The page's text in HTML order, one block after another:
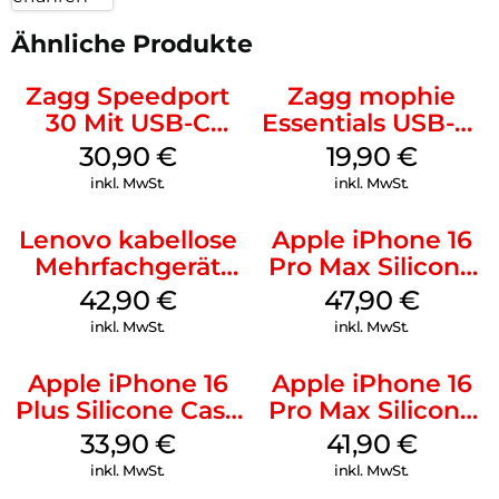
Ähnliche Produkte
Zagg Speedport
30 Mit USB-C
Kabel Weiß
30,90 €
inkl. MwSt.
Zagg mophie
Essentials USB-C-
20W Charger PD
Weiß
19,90 €
inkl. MwSt.
Lenovo kabellose
Mehrfachgerät
Luna Grey
42,90 €
inkl. MwSt.
Apple iPhone 16
Pro Max Silicone
Case MagSafe
Black
47,90 €
inkl. MwSt.
Apple iPhone 16
Plus Silicone Case
MagSafe Lake
Green
33,90 €
inkl. MwSt.
Apple iPhone 16
Pro Max Silicone
Case MagSafe
Ultramarine
41,90 €
inkl. MwSt.